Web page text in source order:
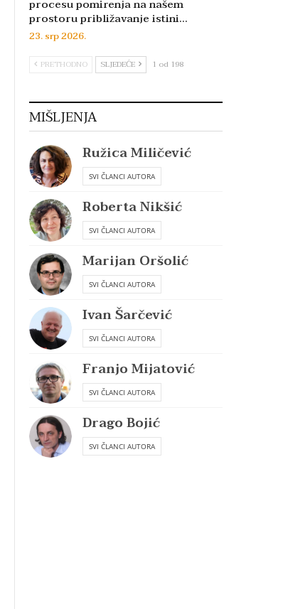
procesu pomirenja na našem
prostoru približavanje istini…
23. srp 2026.
PRETHODNO SLJEDEĆE 1 od 198
MIŠLJENJA
Ružica Miličević
SVI ČLANCI AUTORA
Roberta Nikšić
SVI ČLANCI AUTORA
Marijan Oršolić
SVI ČLANCI AUTORA
Ivan Šarčević
SVI ČLANCI AUTORA
Franjo Mijatović
SVI ČLANCI AUTORA
Drago Bojić
SVI ČLANCI AUTORA